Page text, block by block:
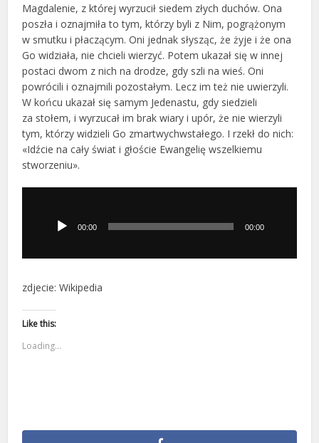
Magdalenie, z której wyrzucił siedem złych duchów. Ona
poszła i oznajmiła to tym, którzy byli z Nim, pogrążonym
w smutku i płaczącym. Oni jednak słysząc, że żyje i że ona
Go widziała, nie chcieli wierzyć. Potem ukazał się w innej
postaci dwom z nich na drodze, gdy szli na wieś. Oni
powrócili i oznajmili pozostałym. Lecz im też nie uwierzyli.
W końcu ukazał się samym Jedenastu, gdy siedzieli
za stołem, i wyrzucał im brak wiary i upór, że nie wierzyli
tym, którzy widzieli Go zmartwychwstałego. I rzekł do nich:
«Idźcie na cały świat i głoście Ewangelię wszelkiemu
stworzeniu».
dźwiękowych00:00 00:00
zdjecie: Wikipedia
Like this:
Loading...